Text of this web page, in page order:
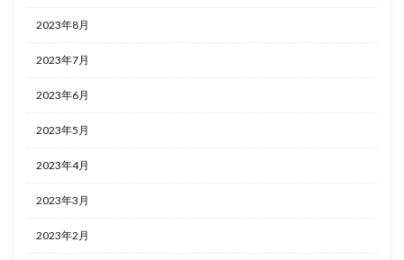
2023年8月
2023年7月
2023年6月
2023年5月
2023年4月
2023年3月
2023年2月